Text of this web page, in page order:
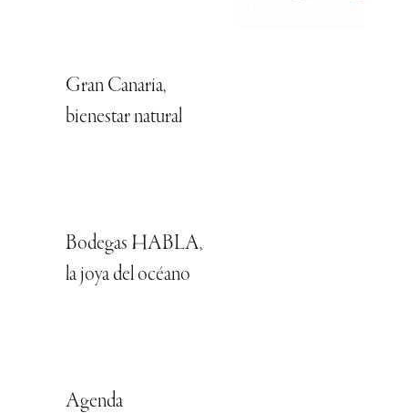
Gran Canaria,
bienestar natural
Bodegas HABLA,
la joya del océano
Agenda